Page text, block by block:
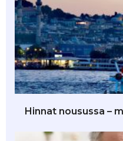
Hinnat nousussa –